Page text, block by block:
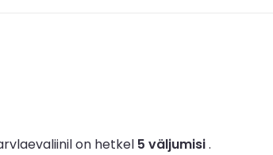
on hetkel 5 väljumisi.